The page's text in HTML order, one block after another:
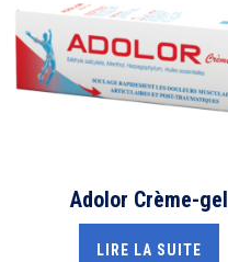
Adolor Crème-gel
LIRE LA SUITE